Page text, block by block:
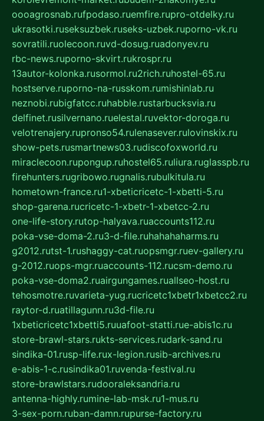
oooagrosnab.rufpodaso.ruemfire.rupro-otdelky.ru
ukrasotki.ruseksuzbek.ruseks-uzbek.ruporno-vk.ru
sovratili.ruolecoon.ruvd-dosug.ruadonyev.ru
rbc-news.ruporno-skvirt.rukrospr.ru
13autor-kolonka.rusormol.ru2rich.ruhostel-65.ru
hostserve.ruporno-na-russkom.rumishinlab.ru
neznobi.rubigfatcc.ruhabble.rustarbucksvia.ru
delfinet.rusilvernano.ruelestal.ruvektor-doroga.ru
velotrenajery.rupronso54.rulenasever.rulovinskix.ru
show-pets.rusmartnews03.rudiscofoxworld.ru
miraclecoon.rupongup.ruhostel65.ruliura.ruglasspb.ru
firehunters.rugribowo.rugnalis.rubulkitula.ru
hometown-france.ru1-xbeticricetc-1-xbetti-5.ru
shop-garena.rucricetc-1-xbetr-1-xbetcc-2.ru
one-life-story.rutop-halyava.ruaccounts112.ru
poka-vse-doma-2.ru3-d-file.ruhahahaharms.ru
g2012.rutst-1.rushaggy-cat.ruopsmgr.ruev-gallery.ru
g-2012.ruops-mgr.ruaccounts-112.rucsm-demo.ru
poka-vse-doma2.ruairgungames.ruallseo-host.ru
tehosmotre.ruvarieta-yug.rucricetc1xbetr1xbetcc2.ru
raytor-d.ruatillagunn.ru3d-file.ru
1xbeticricetc1xbetti5.ruuafoot-statti.rue-abis1c.ru
store-brawl-stars.rukts-services.rudark-sand.ru
sindika-01.rusp-life.rux-legion.rusib-archives.ru
e-abis-1-c.rusindika01.ruvenda-festival.ru
store-brawlstars.rudooraleksandria.ru
antenna-highly.rumine-lab-msk.ru1-mus.ru
3-sex-porn.ruban-damn.rupurse-factory.ru